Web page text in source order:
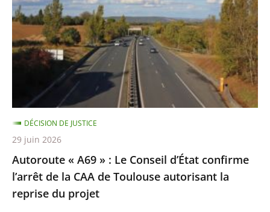
»
:
Le
Conseil
confirme
l’arrêt
de
la
CAA
de
Toulouse
Autoroute « A69 » : Le Conseil d’État confirme
l’arrêt de la CAA de Toulouse autorisant la
reprise du projet
DÉCISION DE JUSTICE
29 juin 2026